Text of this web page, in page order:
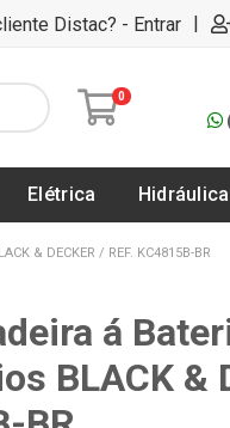
Distac? - Entrar |
0
Elétrica Hidráulica
& DECKER / REF. KC4815B-BR
á
BLACK &